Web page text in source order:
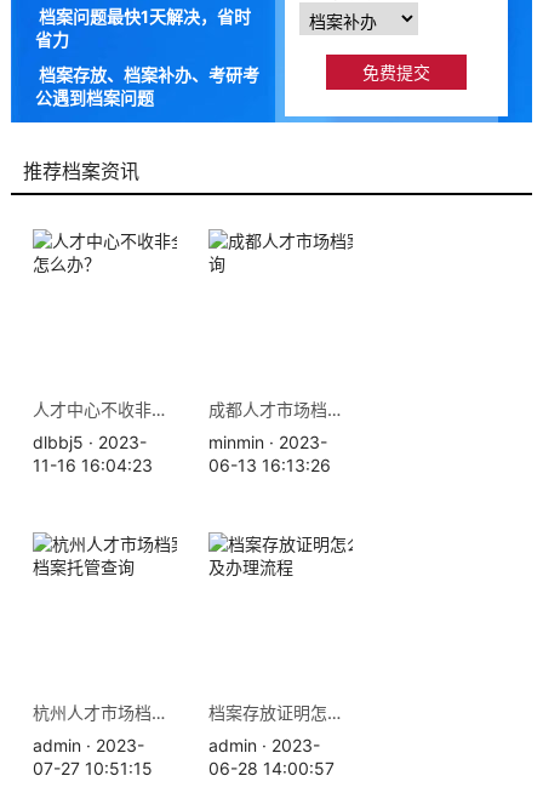
档案问题最快1天解决，省时
省力
档案存放、档案补办、考研考
公遇到档案问题
推荐档案资讯
人才中心不收非全日制档案怎么办？
dlbbj5 · 2023-
11-16 16:04:23
成都人才市场档案存放地查询
minmin · 2023-
06-13 16:13:26
杭州人才市场档案存放地址 档案托管查询
admin · 2023-
07-27 10:51:15
档案存放证明怎么开，材料及办理流程
admin · 2023-
06-28 14:00:57